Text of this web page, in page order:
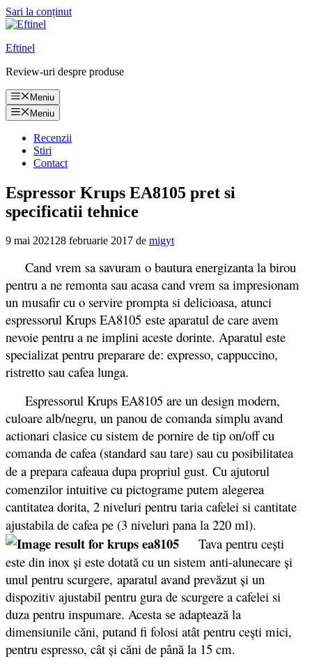
Sari la conținut
Eftinel
Review-uri despre produse
Meniu
Meniu
Recenzii
Stiri
Contact
Espressor Krups EA8105 pret si
specificatii tehnice
9 mai 202128 februarie 2017 de migyt
Cand vrem sa savuram o bautura energizanta la birou
pentru a ne remonta sau acasa cand vrem sa impresionam
un musafir cu o servire prompta si delicioasa, atunci
espressorul Krups EA8105 este aparatul de care avem
nevoie pentru a ne implini aceste dorinte. Aparatul este
specializat pentru preparare de: expresso, cappuccino,
ristretto sau cafea lunga.
Espressorul Krups EA8105 are un design modern,
culoare alb/negru, un panou de comanda simplu avand
actionari clasice cu sistem de pornire de tip on/off cu
comanda de cafea (standard sau tare) sau cu posibilitatea
de a prepara cafeaua dupa propriul gust. Cu ajutorul
comenzilor intuitive cu pictograme putem alegerea
cantitatea dorita, 2 niveluri pentru taria cafelei si cantitate
ajustabila de cafea pe (3 niveluri pana la 220 ml).
Tava pentru cești
este din inox și este dotată cu un sistem anti-alunecare și
unul pentru scurgere, aparatul avand prevăzut și un
dispozitiv ajustabil pentru gura de scurgere a cafelei si
duza pentru inspumare. Acesta se adaptează la
dimensiunile căni, putand fi folosi atât pentru cești mici,
pentru espresso, cât și căni de până la 15 cm.